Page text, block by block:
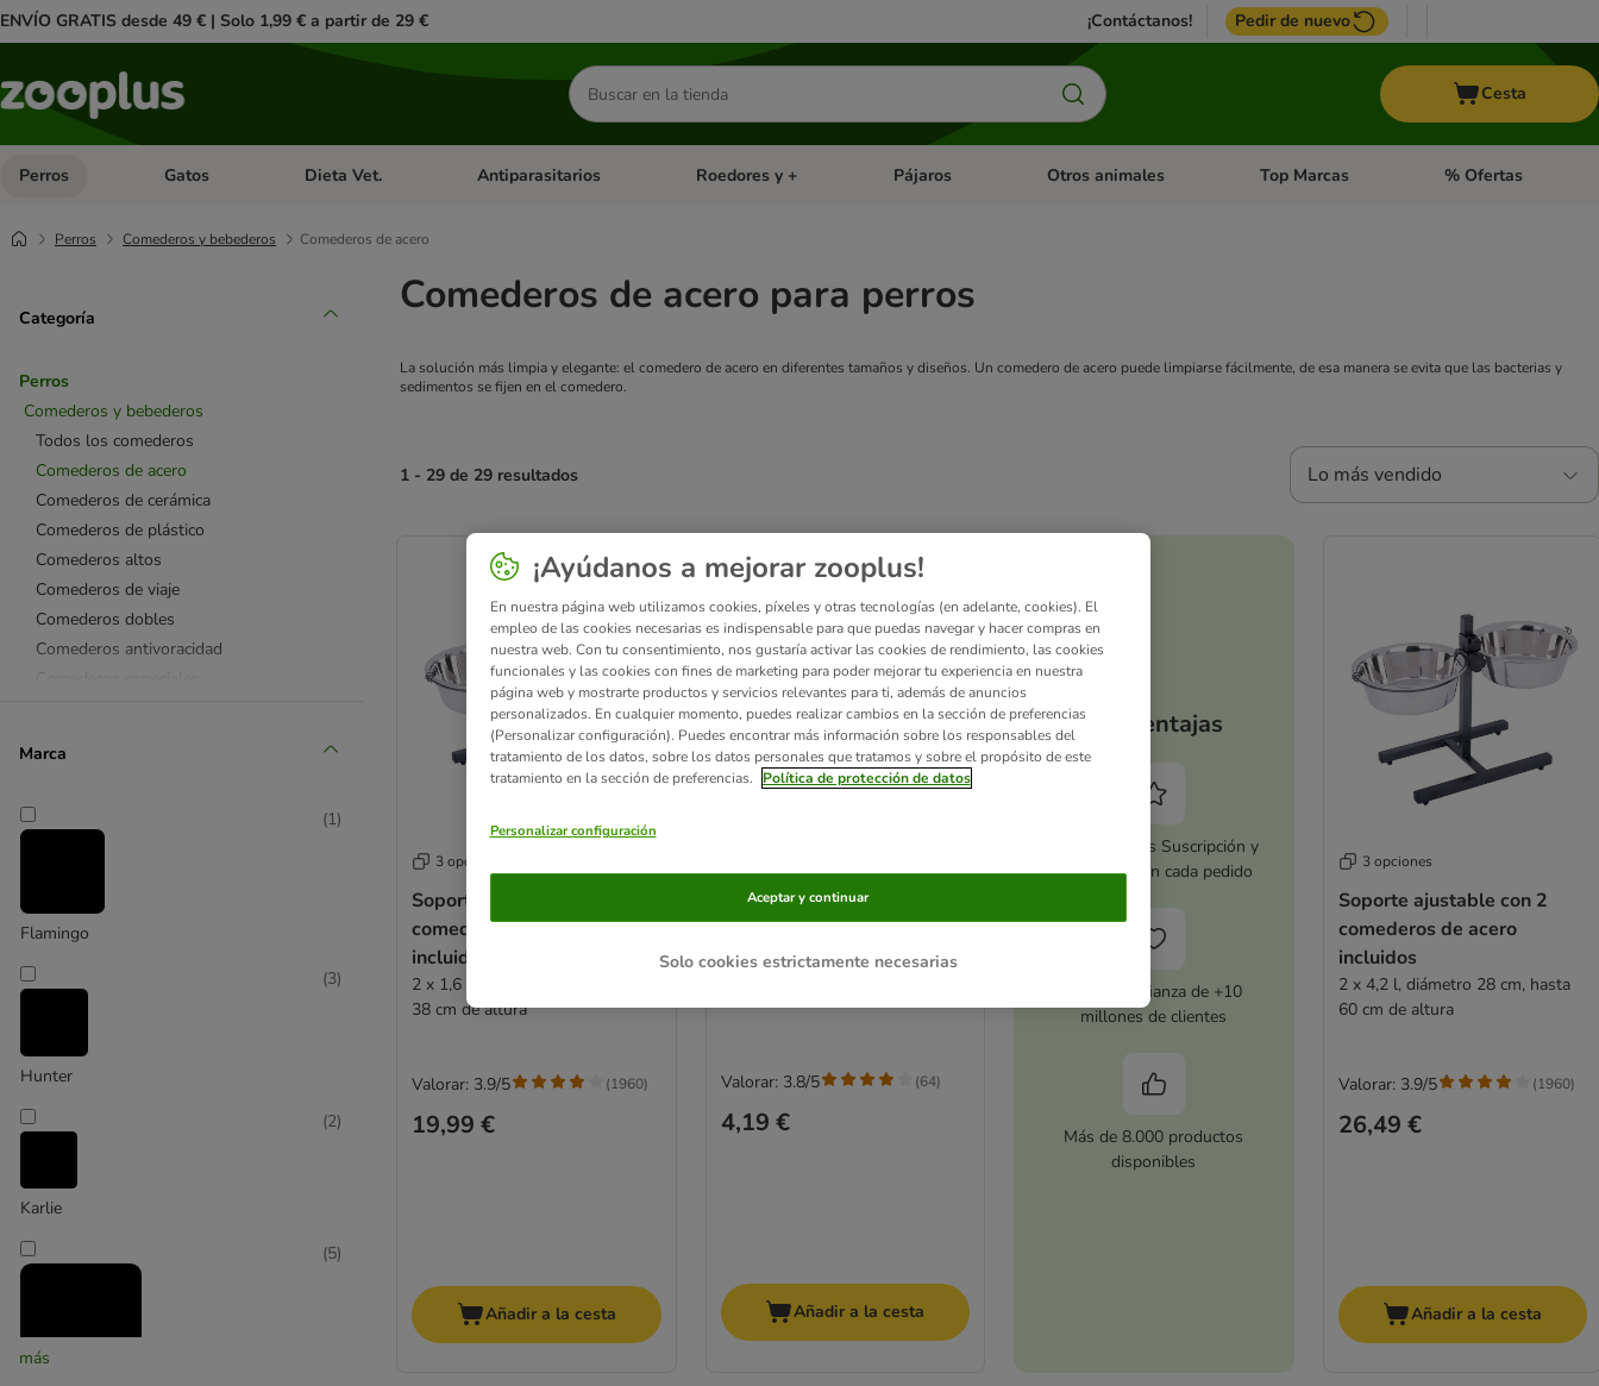
ENVÍO GRATIS desde 49 € | Solo 1,99 € a partir de 29 € ¡Contáctanos! Pedir de nuevo
Buscar
productos
Cesta
Perros Menú de categoria abierto: Perros
Gatos Menú de categoria abierto: Gatos
Dieta Vet. Menú de categoria abierto: Dieta Vet.
Antiparasitarios Menú de categoria abierto: Antiparasitarios
Roedores y + Menú de categoria abierto: Roedores y +
Pájaros Menú de categoria abierto: Pájaros
Otros animales Menú de categoria abierto: Otros animales
Top Marcas Menú de categoria
% Ofertas
Perros Comederos y bebederos Comederos de acero
Categoría
Perros
Comederos y bebederos
Todos los comederos
Comederos de acero
Comederos de cerámica
Comederos de plástico
Comederos altos
Comederos de viaje
Comederos dobles
Comederos antivoracidad
Contenedores para pienso
Drinkwell
Marca
Flamingo
(1)
Hunter
(3)
Karlie
(2)
(5)
más
Comederos de acero para perros
La solución más limpia y elegante: el comedero de acero en diferentes tamaños y diseños. Un comedero de acero puede limpiarse fácilmente, de esa manera se evita que las bacterias y
sedimentos se fijen en el comedero.
1 - 29 de 29 resultados Lo más vendido
product items have been changed
3 opciones
Soporte ajustable con 2
comederos de acero
incluidos
2 x 1,6 l, diámetro 21 cm, hasta
38 cm de altura
19,99 €
Valorar: 3.9/5 (1960)
Añadir a la cesta
Comedero doble de acero
con soporte
2 x 0,35 l, diámetro 13 cm
4,19 €
Valorar: 3.8/5 (64)
Añadir a la cesta
Tus ventajas
Activa zooplus Suscripción y
ahorra 5 % en cada pedido
Con la confianza de +10
millones de clientes
Más de 8.000 productos
disponibles
3 opciones
Soporte ajustable con 2
comederos de acero
incluidos
2 x 4,2 l, diámetro 28 cm, hasta
60 cm de altura
26,49 €
Valorar: 3.9/5 (1960)
Añadir a la cesta
¡Ayúdanos a mejorar zooplus!
En nuestra página web utilizamos cookies, píxeles y otras tecnologías (en adelante, cookies). El
empleo de las cookies necesarias es indispensable para que puedas navegar y hacer compras en
nuestra web. Con tu consentimiento, nos gustaría activar las cookies de rendimiento, las cookies
funcionales y las cookies con fines de marketing para poder mejorar tu experiencia en nuestra
página web y mostrarte productos y servicios relevantes para ti, además de anuncios
personalizados. En cualquier momento, puedes realizar cambios en la sección de preferencias
(Personalizar configuración). Puedes encontrar más información sobre los responsables del
tratamiento de los datos, sobre los datos personales que tratamos y sobre el propósito de este
tratamiento en la sección de preferencias.
Política de protección de datos
Personalizar configuración
Solo cookies estrictamente necesarias
Aceptar y continuar